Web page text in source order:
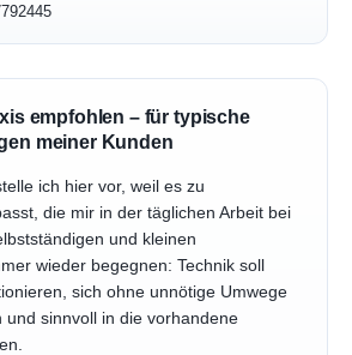
empfohlen – für typische
meiner Kunden
ich hier vor, weil es zu
die mir in der täglichen Arbeit bei
und kleinen
wieder begegnen: Technik soll
sich ohne unnötige Umwege
und sinnvoll in die vorhandene